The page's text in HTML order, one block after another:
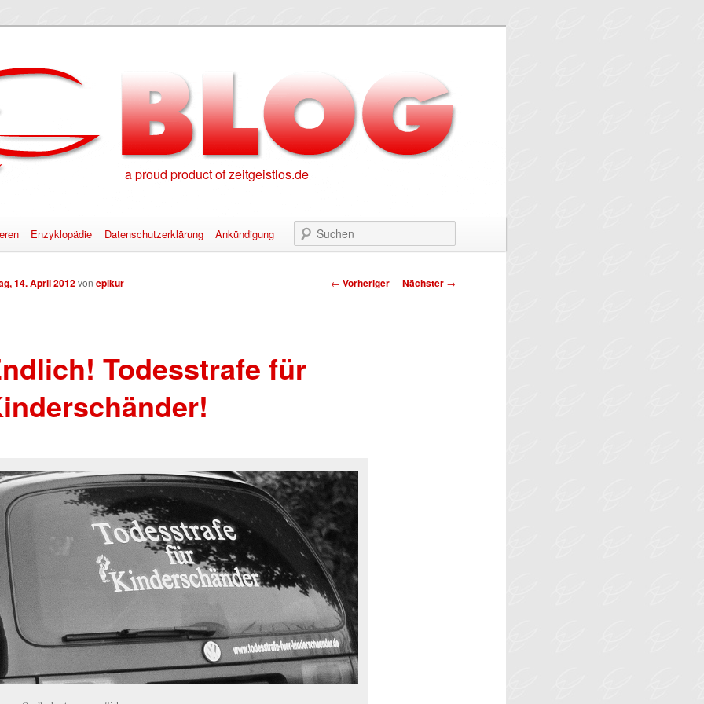
a proud product of zeitgeistlos.de
springen
springen
Enzyklopädie Datenschutzerklärung Ankündigung
Beitragsnavigation
← Vorheriger Nächster →
Todesstrafe für
14. April 2012von epikur